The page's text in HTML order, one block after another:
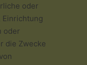
oder
Einrichtung
oder
die Zwecke